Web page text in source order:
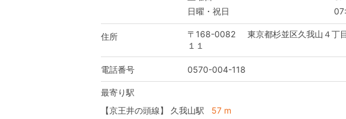
日曜・祝日
住所 〒168-0082
東京都杉並区久我山４丁
１１
電話番号 0570-004-118
最寄り駅
【京王井の頭線】 久我山駅
57 m